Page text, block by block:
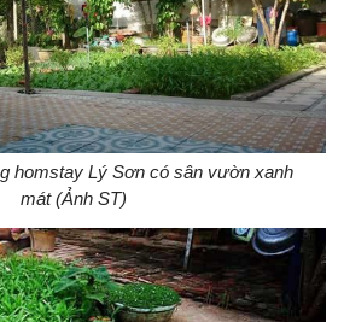
homstay Lý Sơn có sân vườn xanh
mát (Ảnh ST)